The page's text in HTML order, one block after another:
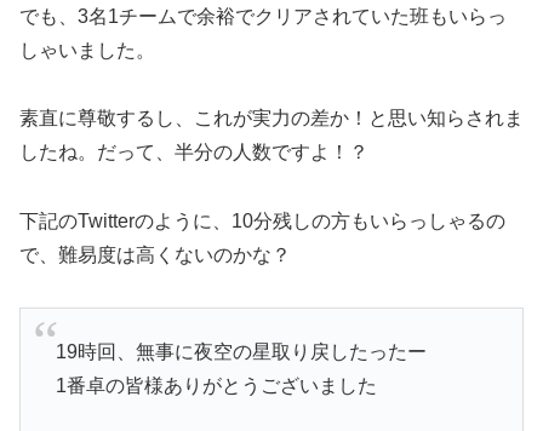
でも、3名1チームで余裕でクリアされていた班もいらっ
しゃいました。
素直に尊敬するし、これが実力の差か！と思い知らされま
したね。だって、半分の人数ですよ！？
下記のTwitterのように、10分残しの方もいらっしゃるの
で、難易度は高くないのかな？
19時回、無事に夜空の星取り戻したったー
1番卓の皆様ありがとうございました